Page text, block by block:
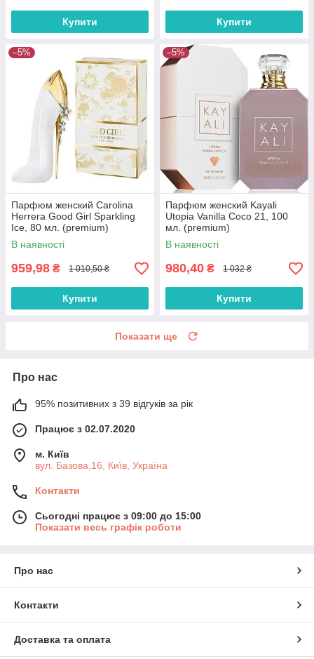
Купити Купити
–5%
Парфюм женский Carolina
Herrera Good Girl Sparkling
Ice, 80 мл. (premium)
В наявності
959,98 ₴ 1 010,50 ₴
Купити
–5%
Парфюм женский Kayali
Utopia Vanilla Coco 21, 100
мл. (premium)
В наявності
980,40 ₴ 1 032 ₴
Купити
Показати ще
Про нас
95% позитивних з 39 відгуків за рік
Працює з 02.07.2020
м. Київ
вул. Базова,16, Київ, Україна
Контакти
Сьогодні працює з 09:00 до 15:00
Показати весь графік роботи
Про нас
Контакти
Доставка та оплата